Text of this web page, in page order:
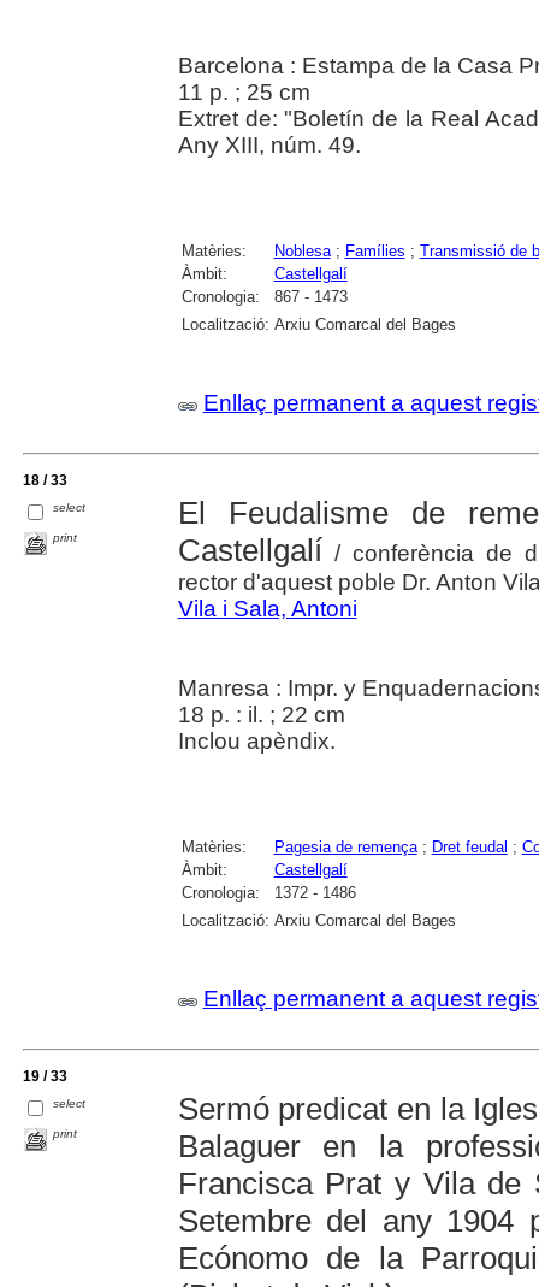
Barcelona : Estampa de la Casa
11 p. ; 25 cm
Extret de: "Boletín de la Real
Any XIII, núm. 49.
Matèries: Noblesa; Famílies ; Transmissió de
Àmbit:
Castellgalí
Cronologia:
867 - 1473
Localització: Arxiu Comarcal del Bages
Enllaç permanent a aquest
18 / 33
select
print
El Feudalisme de
Castellgalí / conferència de
rector d'aquest poble Dr. Anton
Vila i Sala, Antoni
Manresa : Impr. y
18 p. : il. ; 22 cm
Inclou apèndix.
Matèries: Pagesia de remença; Dret feudal ;
Àmbit:
Castellgalí
Cronologia:
1372 - 1486
Localització: Arxiu Comarcal del Bages
Enllaç permanent a aquest
19 / 33
select
print
Sermó predicat en la
Balaguer en la
Francisca Prat y Vila de
Setembre del any
Ecónomo de la